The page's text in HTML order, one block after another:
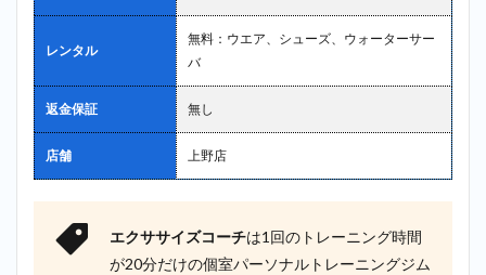
レンタル
無料：ウエア、シューズ、ウォーターサー
バ
返金保証 無し
店舗 上野店
エクササイズコーチは1回のトレーニング時間
が20分だけの個室パーソナルトレーニングジム